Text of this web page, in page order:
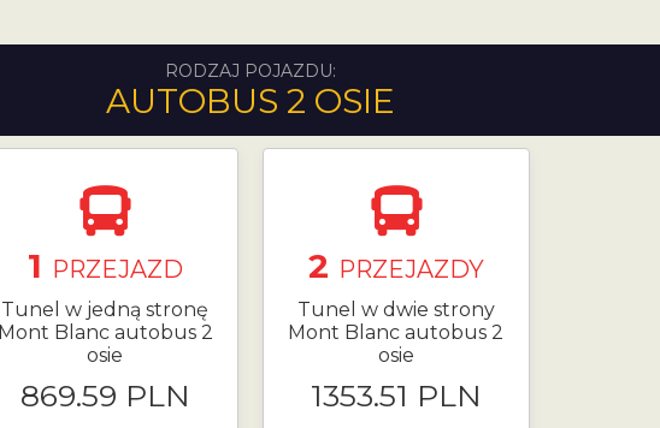
RODZAJ POJAZDU:
AUTOBUS 2 OSIE
1 PRZEJAZD
Tunel w jedną stronę
Mont Blanc autobus 2
osie
869.59 PLN
2 PRZEJAZDY
Tunel w dwie strony
Mont Blanc autobus 2
osie
1353.51 PLN